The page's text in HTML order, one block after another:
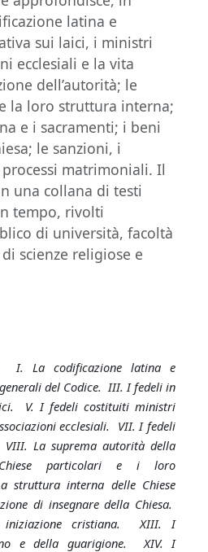
latina e
sui laici, i ministri
ecclesiali e la vita
dell’autorità; le
la loro struttura interna;
e i sacramenti; i beni
le sanzioni, i
matrimoniali. Il
una collana di testi
tempo, rivolti
di università, facoltà
scienze religiose e
I. La codificazione latina e
del Codice. III. I fedeli in
V. I fedeli costituiti ministri
ecclesiali. VII. I fedeli
La suprema autorità della
particolari e i loro
struttura interna delle Chiese
di insegnare della Chiesa.
cristiana. XIII. I
e della guarigione. XIV. I